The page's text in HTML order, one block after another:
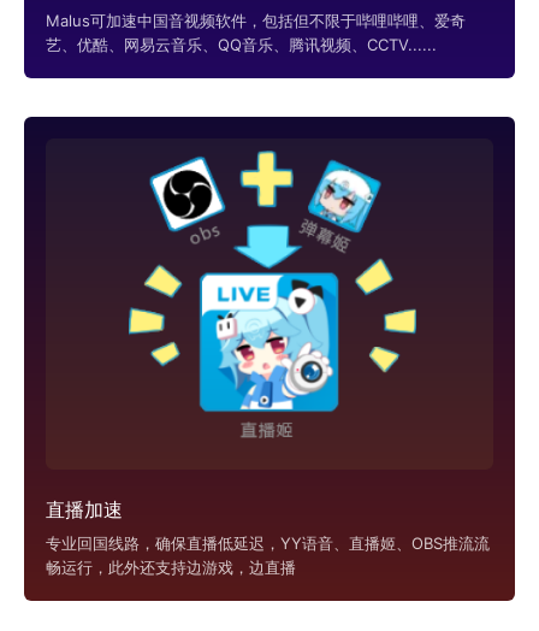
Malus可加速中国音视频软件，包括但不限于哔哩哔哩、爱奇
艺、优酷、网易云音乐、QQ音乐、腾讯视频、CCTV......
直播加速
专业回国线路，确保直播低延迟，YY语音、直播姬、OBS推流流
畅运行，此外还支持边游戏，边直播